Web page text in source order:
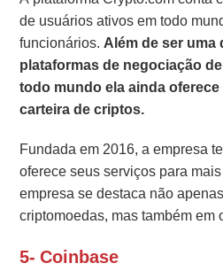
de usuários ativos em todo
funcionários.Além de ser
plataformas de negociação
todo mundo ela ainda
carteira de criptos.
Fundada em 2016, a empresa
oferece seus serviços para
empresa se destaca não
criptomoedas, mas também em
5- Coinbase